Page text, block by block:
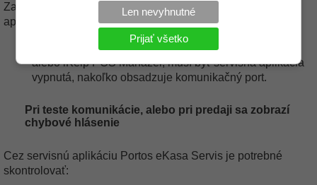
Zariadenie komunikuje a viete vyčítať stav cez servisnú
aplikáciu, ale iKelp nedokáže so zariadením komunikovať.
Pri testoch komunikácie v aplikácii iKelp Predajca,
alebo iKelp POS Manažér, musí byť servisná aplikácia
vypnutá, nakoľko obsadzuje komunikačný port.
Pri teste komunikácie, alebo pri predaji sa zobrazí
chybové hlásenie
Cez servisnú aplikáciu Portos eKasa Servis je potrebné
skontrolovať:
Len nevyhnutné
Prijať všetko